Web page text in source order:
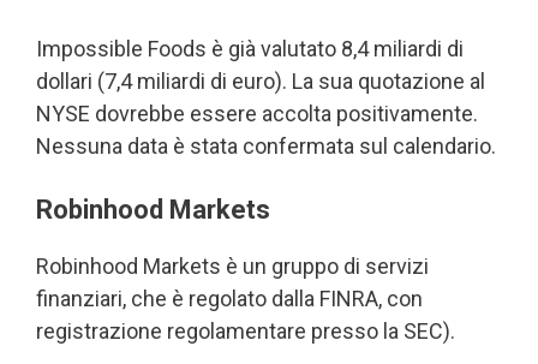
Impossible Foods è già valutato 8,4 miliardi di
dollari (7,4 miliardi di euro). La sua quotazione al
NYSE dovrebbe essere accolta positivamente.
Nessuna data è stata confermata sul calendario.
Robinhood Markets
Robinhood Markets è un gruppo di servizi
finanziari, che è regolato dalla FINRA, con
registrazione regolamentare presso la SEC).